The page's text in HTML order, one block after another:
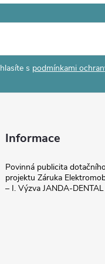
s podmínkami
Informace
Povinná publicita
projektu Záruka
– I. Výzva JANDA-DENTAL